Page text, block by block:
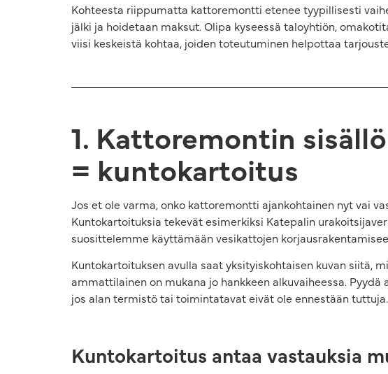
Kohteesta riippumatta kattoremontti etenee tyypillisesti
jälki ja hoidetaan maksut. Olipa kyseessä taloyhtiön,
viisi keskeistä kohtaa, joiden toteutuminen helpottaa
1. Kattoremontin
= kuntokartoitus
Jos et ole varma, onko kattoremontti ajankohtainen nyt vai
Kuntokartoituksia tekevät esimerkiksi Katepalin
suosittelemme käyttämään vesikattojen
Kuntokartoituksen avulla saat yksityiskohtaisen kuvan siitä,
ammattilainen on mukana jo hankkeen alkuvaiheessa.
jos alan termistö tai toimintatavat eivät ole ennestään tuttuja.
Kuntokartoitus antaa vastauksia